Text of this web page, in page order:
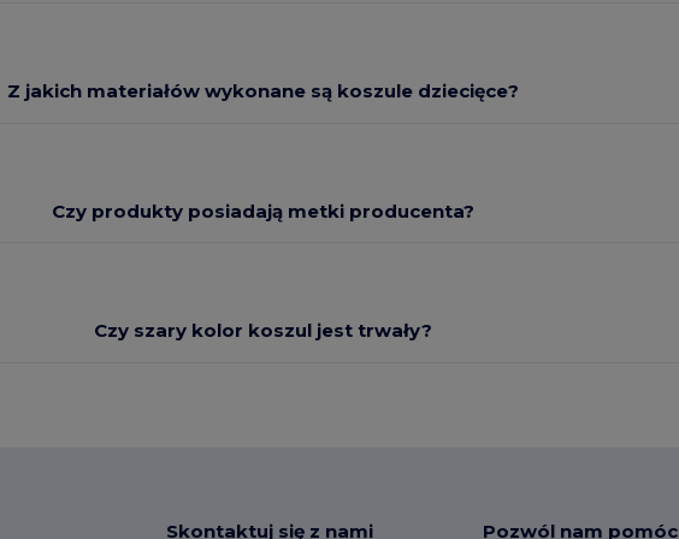
Z jakich materiałów wykonane są koszule dziecięce?
Czy produkty posiadają metki producenta?
Czy szary kolor koszul jest trwały?
Skontaktuj się z nami Pozwól nam pomóc